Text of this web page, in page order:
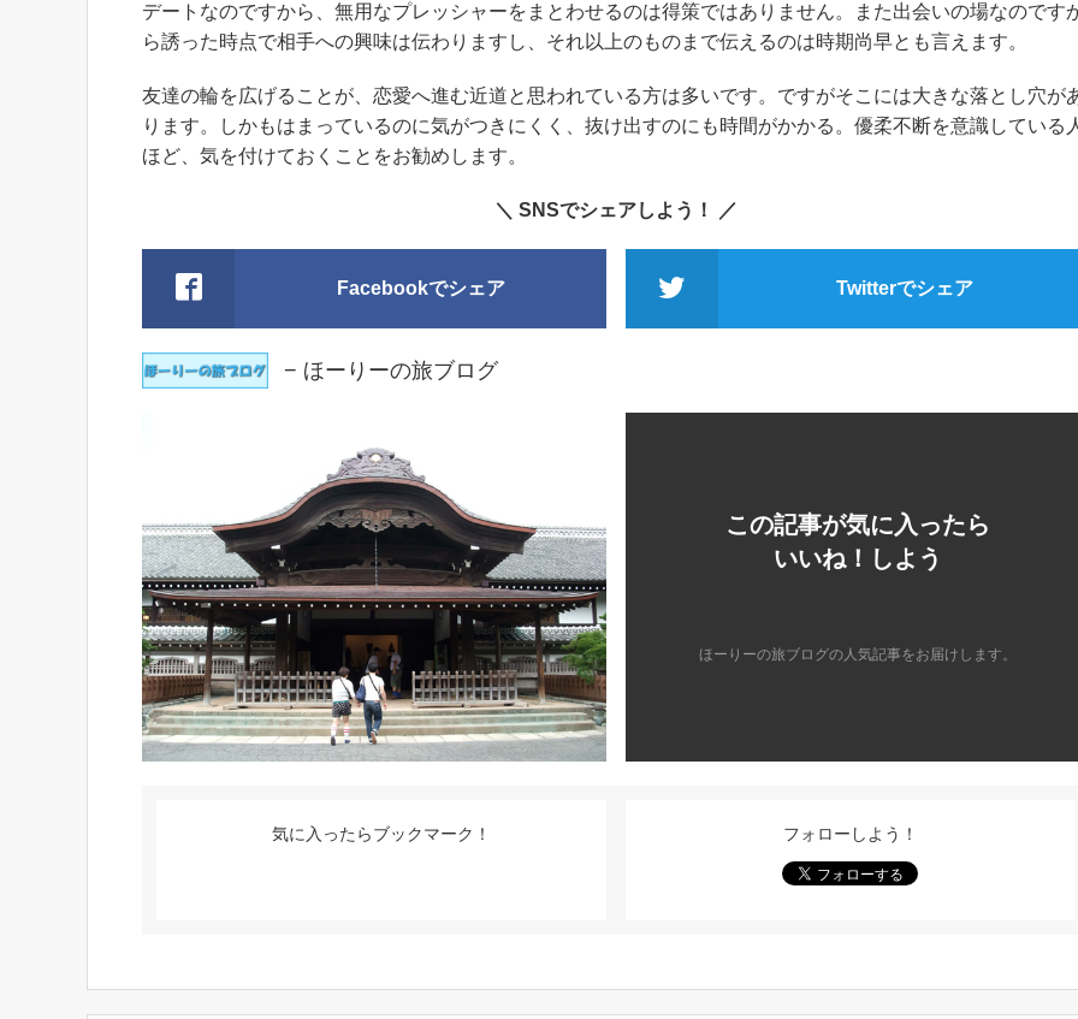
デートなのですから、無用なプレッシャーをまとわせるのは得策ではありません。また出会いの場なのです
ら誘った時点で相手への興味は伝わりますし、それ以上のものまで伝えるのは時期尚早とも言えます。
友達の輪を広げることが、恋愛へ進む近道と思われている方は多いです。ですがそこには大きな落とし穴が
ります。しかもはまっているのに気がつきにくく、抜け出すのにも時間がかかる。優柔不断を意識している
ほど、気を付けておくことをお勧めします。
＼ SNSでシェアしよう！ ／
Facebookでシェア Twitterでシェア
− ほーりーの旅ブログ
この記事が気に入ったら
いいね！しよう
ほーりーの旅ブログの人気記事をお届けします。
気に入ったらブックマーク！ フォローしよう！